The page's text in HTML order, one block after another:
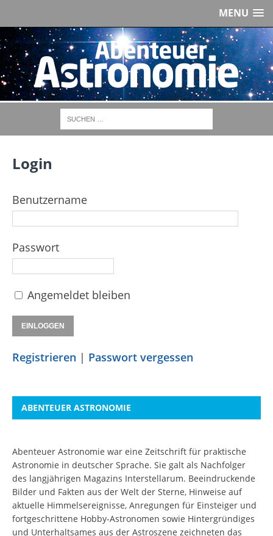
MENU
Login
Benutzername
Passwort
Angemeldet bleiben
Registrieren | Passwort vergessen
ABENTEUER ASTRONOMIE
Abenteuer Astronomie war eine Zeitschrift für praktische
Astronomie in deutscher Sprache. Sie galt als Nachfolger
des langjährigen Magazins Interstellarum. Beeindruckende
Bilder und Fakten aus der Welt der Sterne, Hinweise auf
aktuelle Himmelsereignisse, Anregungen für Einsteiger und
fortgeschrittene Hobby-Astronomen sowie Hintergründiges
und Unterhaltsames aus der Astroszene zeichneten das